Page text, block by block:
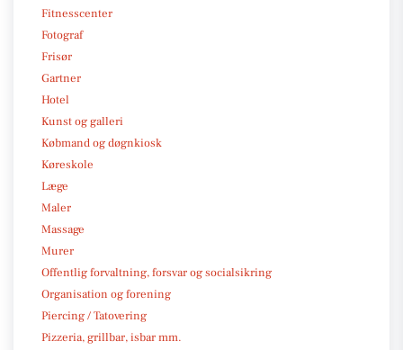
Fitnesscenter
Fotograf
Frisør
Gartner
Hotel
Kunst og galleri
Købmand og døgnkiosk
Køreskole
Læge
Maler
Massage
Murer
Offentlig forvaltning, forsvar og socialsikring
Organisation og forening
Piercing / Tatovering
Pizzeria, grillbar, isbar mm.